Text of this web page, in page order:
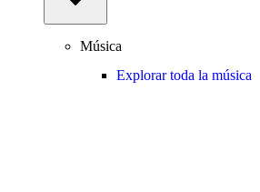
Música
Explorar toda la música